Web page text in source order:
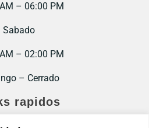
– 06:00 PM
Sabado
– 02:00 PM
– Cerrado
rapidos